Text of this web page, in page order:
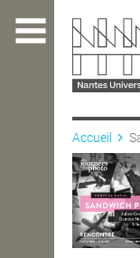
contenu
L'ÉCOLE
Accueil